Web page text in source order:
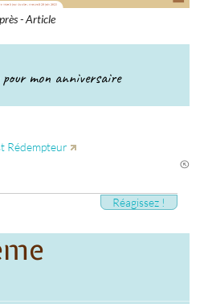
- Article
mon anniversaire
Rédempteur
Réagissez !